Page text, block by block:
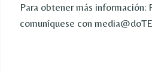
Para obtener más información:
comuníquese con